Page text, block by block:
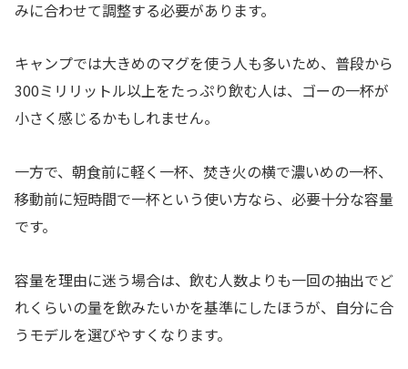
みに合わせて調整する必要があります。
キャンプでは大きめのマグを使う人も多いため、普段から
300ミリリットル以上をたっぷり飲む人は、ゴーの一杯が
小さく感じるかもしれません。
一方で、朝食前に軽く一杯、焚き火の横で濃いめの一杯、
移動前に短時間で一杯という使い方なら、必要十分な容量
です。
容量を理由に迷う場合は、飲む人数よりも一回の抽出でど
れくらいの量を飲みたいかを基準にしたほうが、自分に合
うモデルを選びやすくなります。